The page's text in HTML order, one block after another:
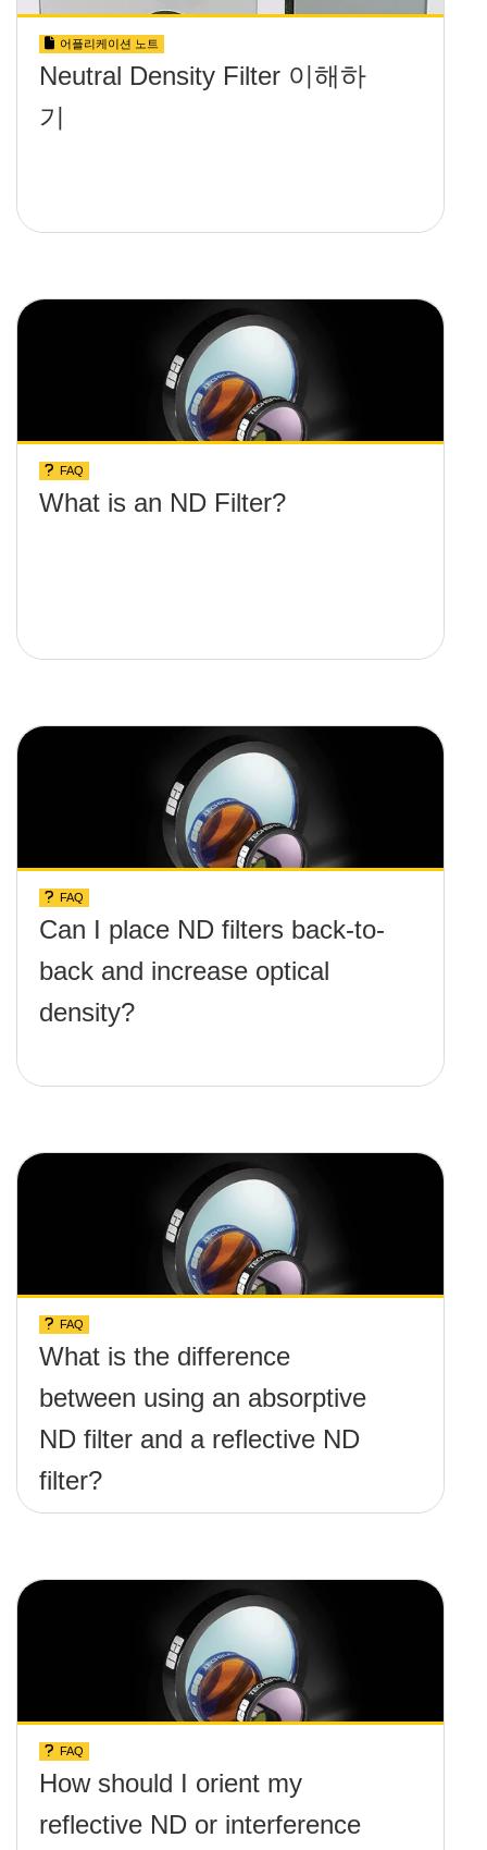
어플리케이션 노트
Neutral Density Filter 이해하
기
FAQ
What is an ND Filter?
FAQ
Can I place ND filters back-to-
back and increase optical
density?
FAQ
What is the difference
between using an absorptive
ND filter and a reflective ND
filter?
FAQ
How should I orient my
reflective ND or interference